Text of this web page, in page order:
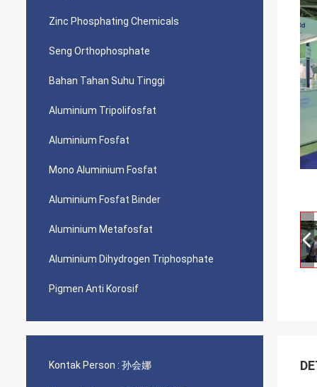
Zinc Phosphating Chemicals
Seng Orthophosphate
Bahan Tahan Suhu Tinggi
Aluminium Tripolifosfat
Aluminium Fosfat
Mono Aluminium Fosfat
Aluminium Fosfat Binder
Aluminium Metafosfat
Aluminium Dihydrogen Triphosphate
Pigmen Anti Korosif
Kontak Person : 孙会娜